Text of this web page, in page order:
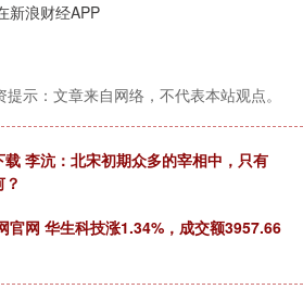
新浪财经APP
提示：文章来自网络，不代表本站观点。
李沆：北宋初期众多的宰相中，只有
官网 华生科技涨1.34%，成交额3957.66